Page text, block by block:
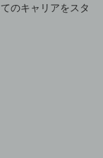
のキャリアをスタ